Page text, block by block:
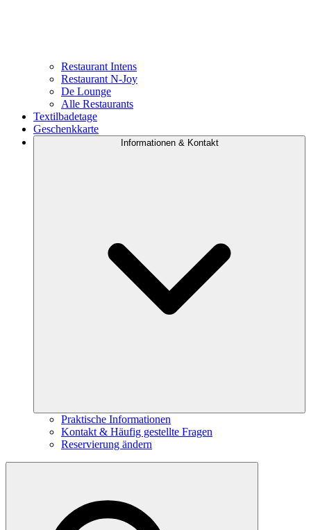
Restaurant Intens
Restaurant N-Joy
De Lounge
Alle Restaurants
Textilbadetage
Geschenkkarte
Informationen & Kontakt
Praktische Informationen
Kontakt & Häufig gestellte Fragen
Reservierung ändern